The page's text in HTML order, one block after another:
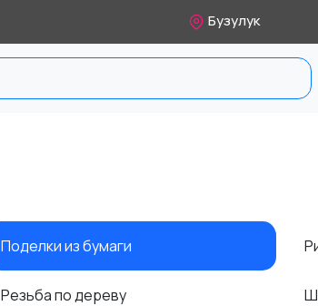
Бузулук
Поделки из бумаги
Резьба по дереву